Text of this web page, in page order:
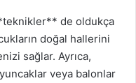
de oldukça
doğal hallerini
sağlar. Ayrıca,
veya balonlar